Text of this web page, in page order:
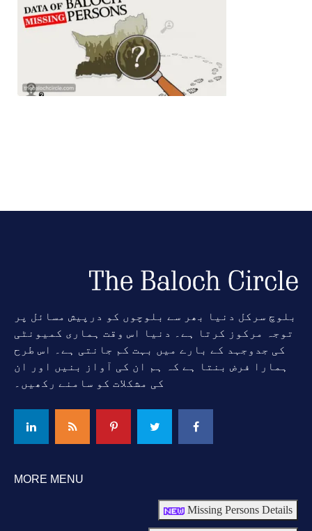
بلوچ سرکل دنیا بھر سے بلوچوں کو درپیش مسائل پر
توجہ مرکوز کرتا ہے۔ دنیا اس وقت ہماری کمیونٹی
کی جدوجہد کے بارے میں بہت کم جانتی ہے۔ اس طرح
ہمارا فرض بنتا ہے کہ ہم ان کی آواز بنیں اور ان
کی مشکلات کو سامنے رکھیں۔
MORE MENU
Missing Persons Details